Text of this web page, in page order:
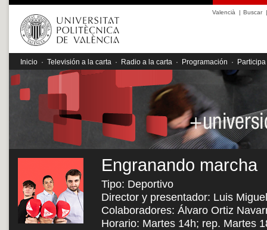
Valencià | Buscar|
Inicio · Televisión a la carta · Radio a la carta · Programación · Participa
Engranando marcha
Tipo: Deportivo
Director y presentador: Luis
Colaboradores: Álvaro Ortiz
Horario: Martes 14h; rep. Martes